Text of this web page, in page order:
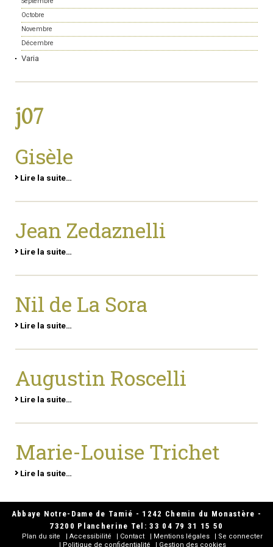
Octobre
Novembre
Décembre
Varia
j07
Gisèle
Lire la suite…
Jean Zedaznelli
Lire la suite…
Nil de La Sora
Lire la suite…
Augustin Roscelli
Lire la suite…
Marie-Louise Trichet
Lire la suite…
Abbaye Notre-Dame de Tamié - 1242 Chemin du Monastère -
73200 Plancherine Tel: 33 04 79 31 15 50
Plan du site Accessibilité Contact Mentions légales
Se connecter
Politique de confidentialité
Gestion des cookies